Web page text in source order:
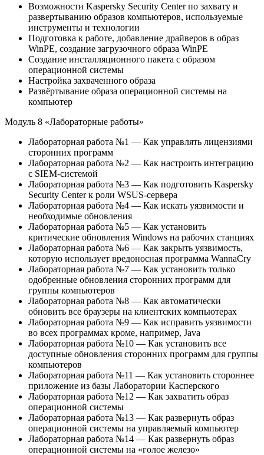
Возможности Kaspersky Security Center по захвату и
развертыванию образов компьютеров, используемые
инструменты и технологии
Подготовка к работе, добавление драйверов в образ
WinPE, создание загрузочного образа WinPE
Создание инсталляционного пакета с образом
операционной системы
Настройка захваченного образа
Развёртывание образа операционной системы на
компьютер
Модуль 8 «Лабораторные работы»
Лабораторная работа №1 — Как управлять лицензиями
сторонних программ
Лабораторная работа №2 — Как настроить интеграцию
с SIEM-системой
Лабораторная работа №3 — Как подготовить Kaspersky
Security Center к роли WSUS-сервера
Лабораторная работа №4 — Как искать уязвимости и
необходимые обновления
Лабораторная работа №5 — Как установить
критические обновления Windows на рабочих станциях
Лабораторная работа №6 — Как закрыть уязвимость,
которую использует вредоносная программа WannaCry
Лабораторная работа №7 — Как установить только
одобренные обновления сторонних программ для
группы компьютеров
Лабораторная работа №8 — Как автоматически
обновить все браузеры на клиентских компьютерах
Лабораторная работа №9 — Как исправить уязвимости
во всех программах кроме, например, Java
Лабораторная работа №10 — Как установить все
доступные обновления сторонних программ для группы
компьютеров
Лабораторная работа №11 — Как установить стороннее
приложение из базы Лаборатории Касперского
Лабораторная работа №12 — Как захватить образ
операционной системы
Лабораторная работа №13 — Как развернуть образ
операционной системы на управляемый компьютер
Лабораторная работа №14 — Как развернуть образ
операционной системы на «голое железо»